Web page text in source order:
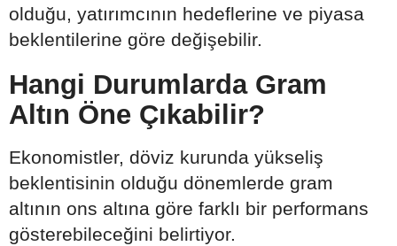
olduğu, yatırımcının hedeflerine ve piyasa
beklentilerine göre değişebilir.
Hangi Durumlarda Gram
Altın Öne Çıkabilir?
Ekonomistler, döviz kurunda yükseliş
beklentisinin olduğu dönemlerde gram
altının ons altına göre farklı bir performans
gösterebileceğini belirtiyor.